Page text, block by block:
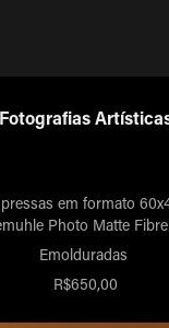
Fotografias
em formato
Photo Matte
Emolduradas
R$650,00